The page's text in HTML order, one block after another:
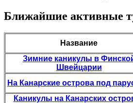
Ближайшие активные
Название
Зимние каникулы в
Швейцарии
На Канарские острова под
Каникулы на Канарских